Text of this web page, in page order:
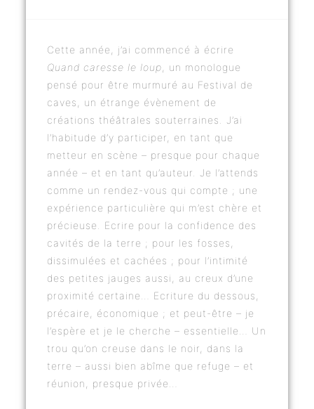
Cette année, j’ai commencé à écrire
Quand caresse le loup , un monologue
pensé pour être murmuré au Festival de
caves, un étrange évènement de
créations théâtrales souterraines. J’ai
l’habitude d’y participer, en tant que
metteur en scène – presque pour chaque
année – et en tant qu’auteur. Je l’attends
comme un rendez-vous qui compte ; une
expérience particulière qui m’est chère et
précieuse. Ecrire pour la confidence des
cavités de la terre ; pour les fosses,
dissimulées et cachées ; pour l’intimité
des petites jauges aussi, au creux d’une
proximité certaine… Ecriture du dessous,
précaire, économique ; et peut-être – je
l’espère et je le cherche – essentielle… Un
trou qu’on creuse dans le noir, dans la
terre – aussi bien abîme que refuge – et
réunion, presque privée…